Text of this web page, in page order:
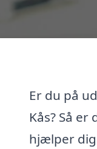
Er du på
Kås? Så
hjælper